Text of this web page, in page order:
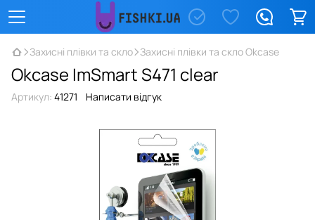
Захисні плівки та скло Захисні плівки та скло Okcase
Okcase ImSmart S471 clear
Артикул: 41271 Написати відгук